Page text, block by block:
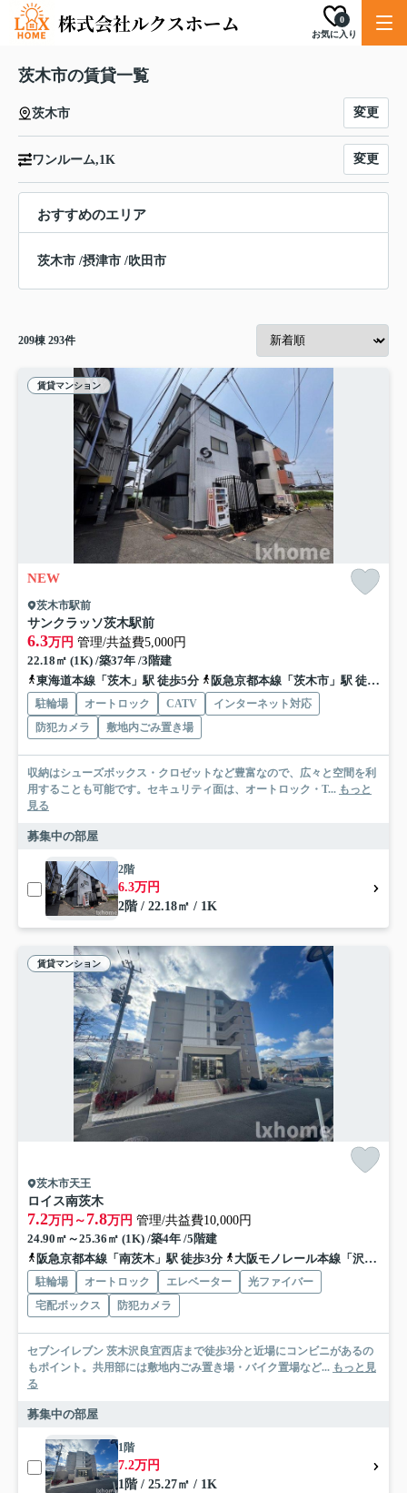
お気に入り
0
茨木市の賃貸一覧
茨木市 変更
ワンルーム,1K 変更
おすすめのエリア
茨木市 /摂津市 /吹田市
209棟 293件
賃貸マンション
NEW
茨木市駅前
サンクラッソ茨木駅前
6.3万円 管理/共益費5,000円
22.18㎡ (1K) /築37年 /3階建
東海道本線「茨木」駅 徒歩5分
阪急京都本線「茨木市」駅 徒歩15分
駐輪場 オートロック CATV
インターネット対応
防犯カメラ
敷地内ごみ置き場
収納はシューズボックス・クロゼットなど豊富なので、広々と空間を利
用することも可能です。セキュリティ面は、オートロック・T... もっと
見る
募集中の部屋
2階
6.3万円
2階 / 22.18㎡ / 1K
賃貸マンション
茨木市天王
ロイス南茨木
7.2万円～ 7.8万円 管理/共益費10,000円
24.90㎡～25.36㎡ (1K) /築4年 /5階建
阪急京都本線「南茨木」駅 徒歩3分
大阪モノレール本線「沢良宜」駅 徒歩15分
駐輪場 オートロック エレベーター
光ファイバー
宅配ボックス
防犯カメラ
セブンイレブン 茨木沢良宜西店まで徒歩3分と近場にコンビニがあるの
もポイント。共用部には敷地内ごみ置き場・バイク置場など... もっと見
る
募集中の部屋
1階
7.2万円
1階 / 25.27㎡ / 1K